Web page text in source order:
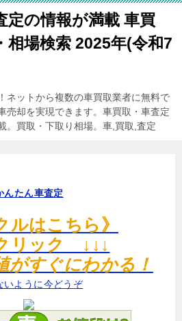
定の情報が満載 車買
相場検索 2025年(令和7
ネットから複数の車買取業者に無料で
売却を実現できます。車買取・車査定
。買取・下取り相場。車,買取,査定
んたん車査定
ルはこちら》
リック ↓↓↓
がすぐにわかる！
いように今どうぞ